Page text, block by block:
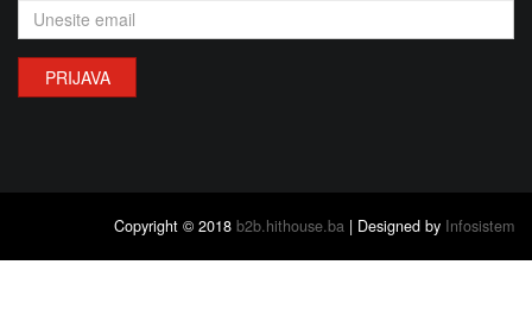
PRIJAVA
Copyright © 2018 b2b.hithouse.ba | Designed by Infosistem